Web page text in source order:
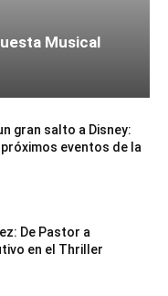
Musical
gran salto a Disney:
eventos de la
De Pastor a
en el Thriller